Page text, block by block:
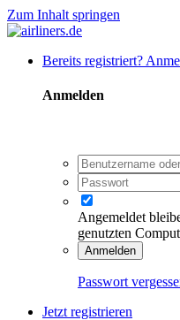
Zum Inhalt springen
Bereits registriert?
Anmelden
Angemeldet
genutzten
Anmelden
Passwort
Jetzt registrieren